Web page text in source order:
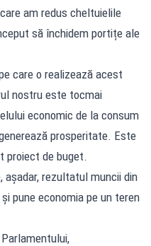
am redus cheltuielile
să închidem portițe ale
care o realizează acest
nostru este tocmai
economic de la consum
prosperitate. Este
proiect de buget.
rezultatul muncii din
pune economia pe un teren